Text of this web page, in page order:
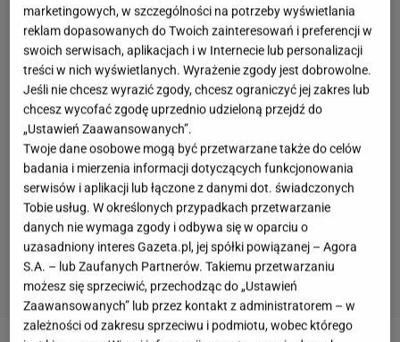
marketingowych, w szczególności na potrzeby wyświetlania
reklam dopasowanych do Twoich zainteresowań i preferencji w
swoich serwisach, aplikacjach i w Internecie lub personalizacji
treści w nich wyświetlanych. Wyrażenie zgody jest dobrowolne.
Jeśli nie chcesz wyrazić zgody, chcesz ograniczyć jej zakres lub
chcesz wycofać zgodę uprzednio udzieloną przejdź do
„Ustawień Zaawansowanych”.
Twoje dane osobowe mogą być przetwarzane także do celów
badania i mierzenia informacji dotyczących funkcjonowania
serwisów i aplikacji lub łączone z danymi dot. świadczonych
Tobie usług. W określonych przypadkach przetwarzanie
danych nie wymaga zgody i odbywa się w oparciu o
uzasadniony interes Gazeta.pl, jej spółki powiązanej – Agora
S.A. – lub Zaufanych Partnerów. Takiemu przetwarzaniu
możesz się sprzeciwić, przechodząc do „Ustawień
Zaawansowanych” lub przez kontakt z administratorem – w
zależności od zakresu sprzeciwu i podmiotu, wobec którego